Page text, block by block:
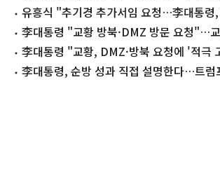
회복 기대"
유흥식 "추기경 추가서임 요청…李대통령
하셨다"
李대통령 "교황 방북·DMZ 방문 요청"…
(종합)
李대통령 "교황, DMZ·방북 요청에 '적극
다' 해"
李대통령, 순방 성과 직접 설명한다…트럼